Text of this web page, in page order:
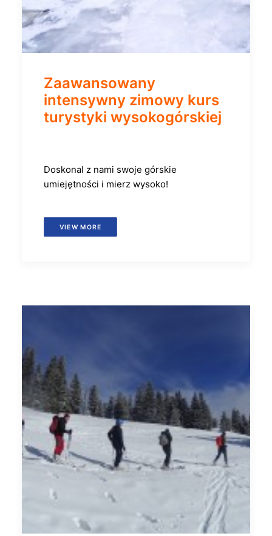
Zaawansowany
intensywny zimowy kurs
turystyki wysokogórskiej
Doskonal z nami swoje górskie
umiejętności i mierz wysoko!
VIEW MORE